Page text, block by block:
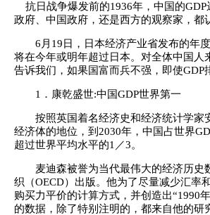
抗日战争爆发前的1936年，中国的
政府、中国政府，还是西方的观察家，都
6月19日，日本经济产业省发布的年度
将在今年或明年超过日本。对全体中国
告诉我们，如果国富而兵不强，即使GDP
1．康乾盛世:中国GDP世界第一
按照英国着名经济史和经济统计学家
经济体的地位，到2030年，中国占世界
超过世界平均水平的1／3。
麦迪森被誉为当代最伟大的经济历史
织（OECD）出版。他为了尽量减少汇率
购买力平价的计算方式，并创造出“1990
的数据，除了特别注明的，都来自他的研